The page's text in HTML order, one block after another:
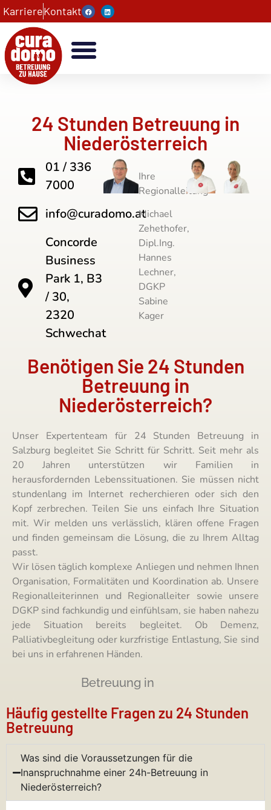
KarriereKontakt
24 Stunden Betreuung in
Niederösterreich
01 / 336
7000
info@curadomo.at
Concorde
Business
Park 1, B3
/ 30,
2320
Schwechat
Ihre
Regionalleitung
Michael
Zehethofer,
Dipl.Ing.
Hannes
Lechner,
DGKP
Sabine
Kager
Benötigen Sie 24 Stunden
Betreuung in
Niederösterreich?
Unser Expertenteam für 24 Stunden Betreuung in
Salzburg begleitet Sie Schritt für Schritt. Seit mehr als
20 Jahren unterstützen wir Familien in
herausfordernden Lebenssituationen. Sie müssen nicht
stundenlang im Internet recherchieren oder sich den
Kopf zerbrechen. Teilen Sie uns einfach Ihre Situation
mit. Wir melden uns verlässlich, klären offene Fragen
und finden gemeinsam die Lösung, die zu Ihrem Alltag
passt.
Wir lösen täglich komplexe Anliegen und nehmen Ihnen
Organisation, Formalitäten und Koordination ab. Unsere
Regionalleiterinnen und Regionalleiter sowie unsere
DGKP sind fachkundig und einfühlsam, sie haben nahezu
jede Situation bereits begleitet. Ob Demenz,
Palliativbegleitung oder kurzfristige Entlastung, Sie sind
bei uns in erfahrenen Händen.
Betreuung in
Häufig gestellte Fragen zu 24 Stunden
Betreuung
Was sind die Voraussetzungen für die
Inanspruchnahme einer 24h-Betreuung in
Niederösterreich?